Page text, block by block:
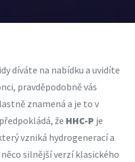
díváte na nabídku a uvidíte
pravděpodobně vás
znamená a je to v
že HHC-P je
vzniká hydrogenerací a
něco silnější verzí klasického